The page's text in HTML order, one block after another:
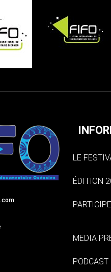
LE
ÉDITION
MEDIA
PODCAST